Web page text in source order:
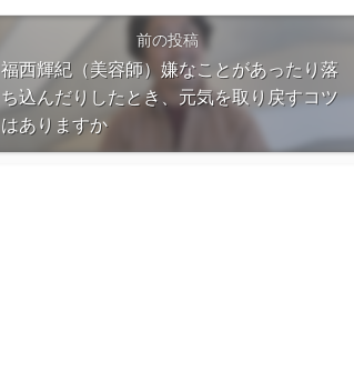
前の投稿
福西輝紀（美容師）嫌なことがあったり落
ち込んだりしたとき、元気を取り戻すコツ
はありますか